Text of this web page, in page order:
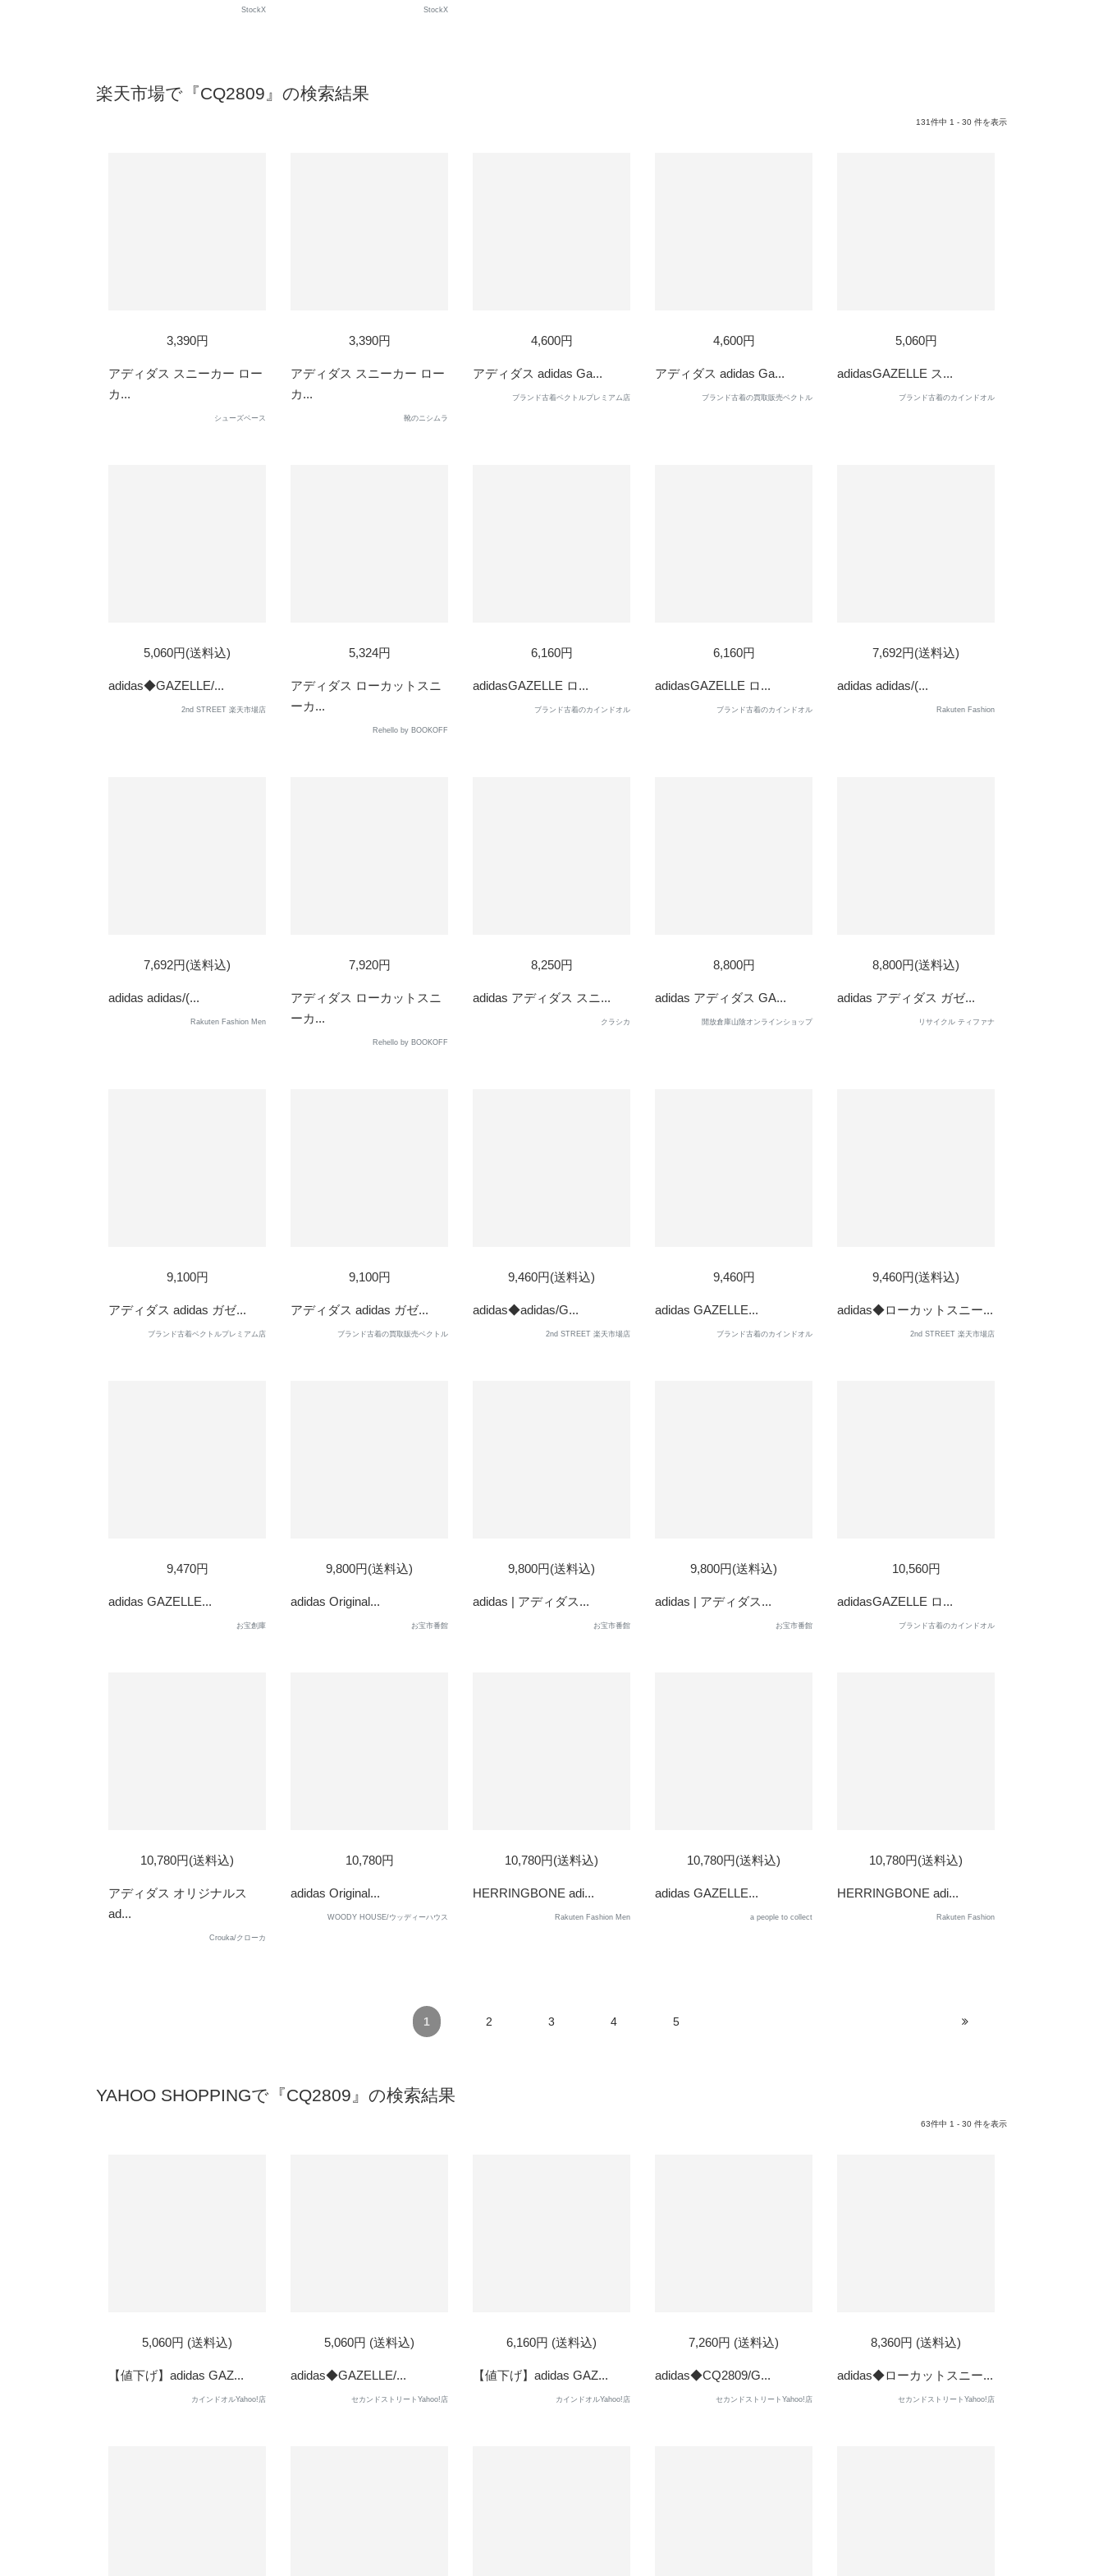
StockX StockX
楽天市場で『CQ2809』の検索結果
131件中 1 - 30 件を表示
SOLD
OUT
3,390円
アディダス スニーカー ロー
カ...
シューズベース
SOLD
OUT
3,390円
アディダス スニーカー ロー
カ...
靴のニシムラ
SOLD
OUT
4,600円
アディダス adidas Ga...
ブランド古着ベクトルプレミアム店
SOLD
OUT
4,600円
アディダス adidas Ga...
ブランド古着の買取販売ベクトル
5,060円
adidasGAZELLE ス...
ブランド古着のカインドオル
5,060円(送料込)
adidas◆GAZELLE/...
2nd STREET 楽天市場店
SOLD
OUT
5,324円
アディダス ローカットスニ
ーカ...
Rehello by BOOKOFF
SOLD
OUT
6,160円
adidasGAZELLE ロ...
ブランド古着のカインドオル
6,160円
adidasGAZELLE ロ...
ブランド古着のカインドオル
SOLD
OUT
7,692円(送料込)
adidas adidas/(...
Rakuten Fashion
SOLD
OUT
7,692円(送料込)
adidas adidas/(...
Rakuten Fashion Men
7,920円
アディダス ローカットスニ
ーカ...
Rehello by BOOKOFF
SOLD
OUT
8,250円
adidas アディダス スニ...
クラシカ
8,800円
adidas アディダス GA...
開放倉庫山陰オンラインショップ
8,800円(送料込)
adidas アディダス ガゼ...
リサイクル ティファナ
9,100円
アディダス adidas ガゼ...
ブランド古着ベクトルプレミアム店
9,100円
アディダス adidas ガゼ...
ブランド古着の買取販売ベクトル
9,460円(送料込)
adidas◆adidas/G...
2nd STREET 楽天市場店
9,460円
adidas GAZELLE...
ブランド古着のカインドオル
9,460円(送料込)
adidas◆ローカットスニー...
2nd STREET 楽天市場店
SOLD
OUT
9,470円
adidas GAZELLE...
お宝創庫
9,800円(送料込)
adidas Original...
お宝市番館
9,800円(送料込)
adidas | アディダス...
お宝市番館
SOLD
OUT
9,800円(送料込)
adidas | アディダス...
お宝市番館
10,560円
adidasGAZELLE ロ...
ブランド古着のカインドオル
10,780円(送料込)
アディダス オリジナルス
ad...
Crouka/クローカ
10,780円
adidas Original...
WOODY HOUSE/ウッディーハウス
SOLD
OUT
10,780円(送料込)
HERRINGBONE adi...
Rakuten Fashion Men
10,780円(送料込)
adidas GAZELLE...
a people to collect
SOLD
OUT
10,780円(送料込)
HERRINGBONE adi...
Rakuten Fashion
1 2 3 4 5
YAHOO SHOPPINGで『CQ2809』の検索結果
63件中 1 - 30 件を表示
5,060円 (送料込)
【値下げ】adidas GAZ...
カインドオルYahoo!店
5,060円 (送料込)
adidas◆GAZELLE/...
セカンドストリートYahoo!店
6,160円 (送料込)
【値下げ】adidas GAZ...
カインドオルYahoo!店
7,260円 (送料込)
adidas◆CQ2809/G...
セカンドストリートYahoo!店
8,360円 (送料込)
adidas◆ローカットスニー...
セカンドストリートYahoo!店